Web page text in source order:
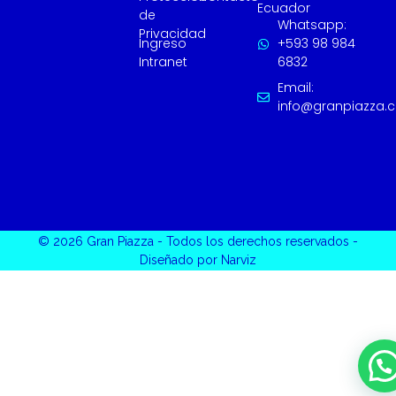
de
Privacidad
Ingreso
Intranet
Ecuador
Whatsapp:
+593 98 984
6832
Email:
© 2026 Gran Piazza - Todos los derechos reservados -
Diseñado por Narviz